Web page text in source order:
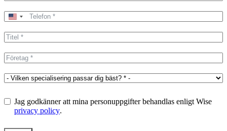
United
+1
Jag godkänner att mina personuppgifter behandlas enligt Wise
privacy policy.